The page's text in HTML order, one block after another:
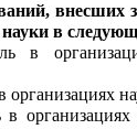
внесших
в
в